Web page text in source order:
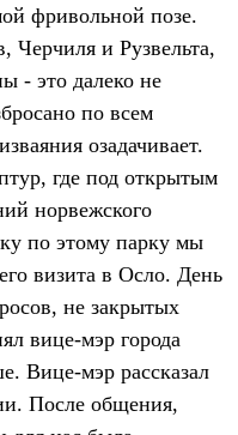
фривольной позе.
Черчиля и Рузвельта,
- это далеко не
по всем
озадачивает.
где под открытым
норвежского
по этому парку мы
визита в Осло. День
не закрытых
вице-мэр города
Вице-мэр рассказал
После общения,